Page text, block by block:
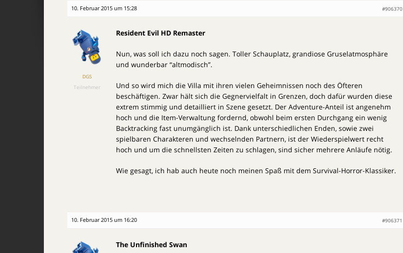
10. Februar 2015 um 15:28 #906370
DGS
Teilnehmer
Resident Evil HD Remaster
Nun, was soll ich dazu noch sagen. Toller Schauplatz, grandiose Gruselatmosphäre
und wunderbar “altmodisch”.
Und so wird mich die Villa mit ihren vielen Geheimnissen noch des Öfteren
beschäftigen. Zwar hält sich die Gegnervielfalt in Grenzen, doch dafür wurden diese
extrem stimmig und detailliert in Szene gesetzt. Der Adventure-Anteil ist angenehm
hoch und die Item-Verwaltung fordernd, obwohl beim ersten Durchgang ein wenig
Backtracking fast unumgänglich ist. Dank unterschiedlichen Enden, sowie zwei
spielbaren Charakteren und wechselnden Partnern, ist der Wiederspielwert recht
hoch und um die schnellsten Zeiten zu schlagen, sind sicher mehrere Anläufe nötig.
Wie gesagt, ich hab auch heute noch meinen Spaß mit dem Survival-Horror-Klassiker.
10. Februar 2015 um 16:20 #906371
The Unfinished Swan